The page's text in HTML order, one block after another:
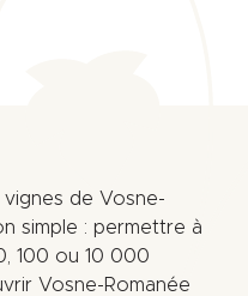
de Vosne-
simple : permettre à
100 ou 10 000
Vosne-Romanée